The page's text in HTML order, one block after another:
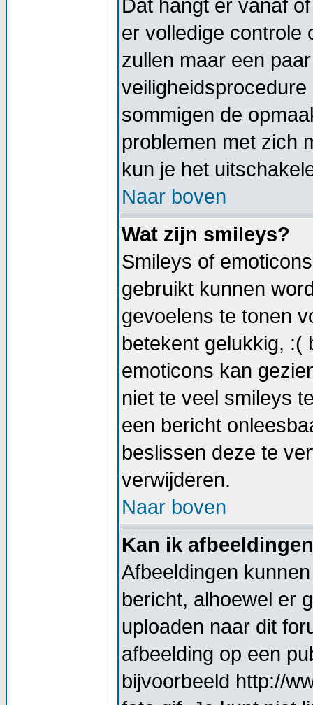
Dat hangt er vanaf
er volledige controle
zullen maar een
sommigen de
problemen met zich
kun je het
Naar boven
Wat zijn smileys?
Smileys of
gebruikt kunnen
gevoelens te tonen
betekent gelukkig, :(
emoticons kan
niet te veel smileys
een bericht
beslissen deze te
verwijderen.
Naar boven
Kan ik
Afbeeldingen
bericht, alhoewel er
uploaden naar dit
afbeelding op een
bijvoorbeeld http://